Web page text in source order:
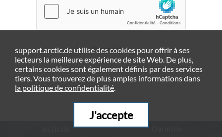
Soumettre
support.arctic.de utilise des cookies pour offrir à ses
lecteurs la meilleure expérience de site Web. De plus,
certains cookies sont également définis par des services
tiers. Vous trouverez de plus amples informations dans
la politique de confidentialité.
J'accepte